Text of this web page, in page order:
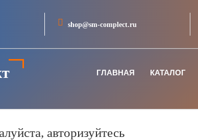
shop@sm-complect.ru
ГЛАВНАЯ КАТАЛОГ
авторизуйтесь